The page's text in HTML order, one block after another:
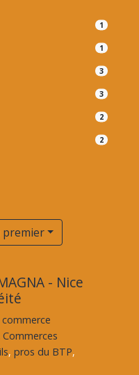
1
1
3
3
2
2
premier
- Nice
commerce
Commerces
, pros du BTP,